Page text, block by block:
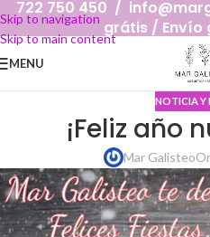
Skip to navigation
Skip to main content
722 750 450 /
grátis / Envío
MENU
NOTICIA Y
¡Feliz año
Mar Galisteo